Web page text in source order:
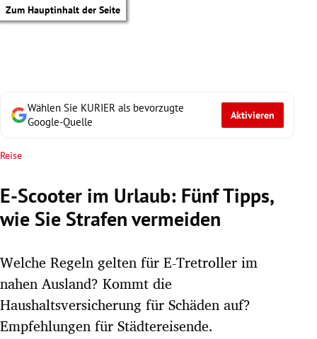
Zum Hauptinhalt der Seite
Untermenü
Untermenü
Wählen Sie KURIER als bevorzugte
Google-Quelle
Aktivieren
Reise
E-Scooter im Urlaub: Fünf Tipps,
wie Sie Strafen vermeiden
Welche Regeln gelten für E-Tretroller im
nahen Ausland? Kommt die
Haushaltsversicherung für Schäden auf?
Empfehlungen für Städtereisende.